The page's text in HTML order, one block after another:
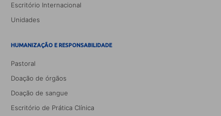
Escritório Internacional
Unidades
HUMANIZAÇÃO E RESPONSABILIDADE
Pastoral
Doação de órgãos
Doação de sangue
Escritório de Prática Clínica